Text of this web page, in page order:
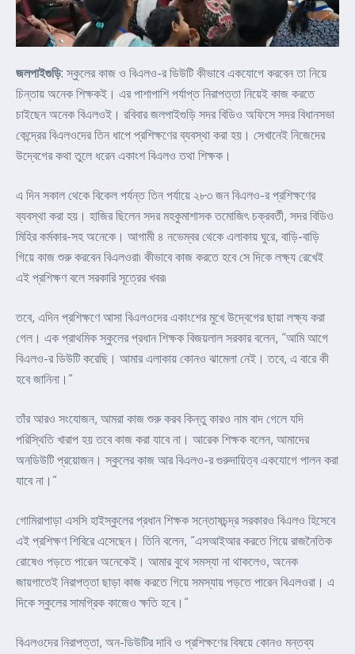
জলপাইগুড়ি: স্কুলের কাজ ও বিএলও-র ডিউটি কীভাবে একযোগে করবেন তা নিয়ে
চিন্তায় অনেক শিক্ষকই। এর পাশাপাশি পর্যাপ্ত নিরাপত্তা নিয়েই কাজ করতে
চাইছেন অনেক বিএলওই। রবিবার জলপাইগুড়ি সদর বিডিও অফিসে সদর বিধানসভা
কেন্দ্রের বিএলওদের তিন ধাপে প্রশিক্ষণের ব্যবস্থা করা হয়। সেখানেই নিজেদের
উদ্বেগের কথা তুলে ধরেন একাংশ বিএলও তথা শিক্ষক।
এ দিন সকাল থেকে বিকেল পর্যন্ত তিন পর্যায়ে ২৮৩ জন বিএলও-র প্রশিক্ষণের
ব্যবস্থা করা হয়। হাজির ছিলেন সদর মহকুমাশাসক তমোজিৎ চক্রবর্তী, সদর বিডিও
মিহির কর্মকার-সহ অনেকে। আগামী ৪ নভেম্বর থেকে এলাকায় ঘুরে, বাড়ি-বাড়ি
গিয়ে কাজ শুরু করবেন বিএলওরা৷ কীভাবে কাজ করতে হবে সে দিকে লক্ষ্য রেখেই
এই প্রশিক্ষণ বলে সরকারি সূত্রের খবর৷
তবে, এদিন প্রশিক্ষণে আসা বিএলওদের একাংশের মুখে উদ্বেগের ছায়া লক্ষ্য করা
গেল। এক প্রাথমিক স্কুলের প্রধান শিক্ষক বিজয়লাল সরকার বলেন, “আমি আগে
বিএলও-র ডিউটি করেছি। আমার এলাকায় কোনও ঝামেলা নেই। তবে, এ বারে কী
হবে জানিনা।”
তাঁর আরও সংযোজন, আমরা কাজ শুরু করব কিন্তু কারও নাম বাদ গেলে যদি
পরিস্থিতি খারাপ হয় তবে কাজ করা যাবে না। আরেক শিক্ষক বলেন, আমাদের
অনডিউটি প্রয়োজন। স্কুলের কাজ আর বিএলও-র গুরুদায়িত্ব একযোগে পালন করা
যাবে না।”
গোমিরাপাড়া এসসি হাইস্কুলের প্রধান শিক্ষক সন্তোষচন্দ্র সরকারও বিএলও হিসেবে
এই প্রশিক্ষণ শিবিরে এসেছেন। তিনি বলেন, “এসআইআর করতে গিয়ে রাজনৈতিক
রোষেও পড়তে পারেন অনেকেই। আমার বুথে সমস্যা না থাকলেও, অনেক
জায়গাতেই নিরাপত্তা ছাড়া কাজ করতে গিয়ে সমস্যায় পড়তে পারেন বিএলওরা। এ
দিকে স্কুলের সামগ্রিক কাজেও ক্ষতি হবে।”
বিএলওদের নিরাপত্তা, অন-ডিউটির দাবি ও প্রশিক্ষণের বিষয়ে কোনও মন্তব্য